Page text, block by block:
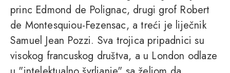
princ Edmond de Polignac, drugi grof Robert
de Montesquiou-Fezensac, a treći je liječnik
Samuel Jean Pozzi. Sva trojica pripadnici su
visokog francuskog društva, a u London odlaze